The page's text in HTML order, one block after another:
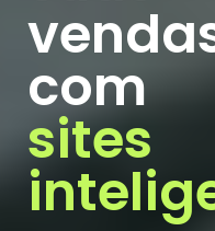
com
sites